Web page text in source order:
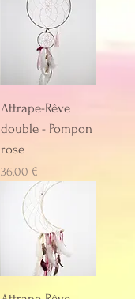
Attrape-Rêve
double - Pompon
rose
Prix
36,00 €